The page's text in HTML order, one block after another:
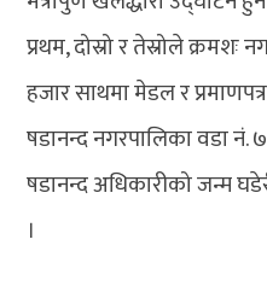
प्रथम, दोस्रो र तेस्रोले
हजार साथमा मेडल र प्रमाणपत्र
षडानन्द नगरपालिका वडा नं.
षडानन्द अधिकारीको जन्म
।